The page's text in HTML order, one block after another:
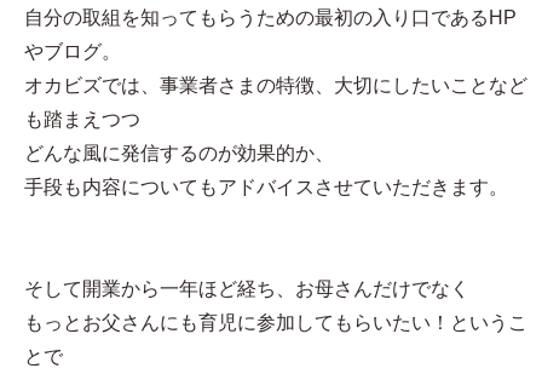
自分の取組を知ってもらうための最初の入り口であるHP
やブログ。
オカビズでは、事業者さまの特徴、大切にしたいことなど
も踏まえつつ
どんな風に発信するのが効果的か、
手段も内容についてもアドバイスさせていただきます。
そして開業から一年ほど経ち、お母さんだけでなく
もっとお父さんにも育児に参加してもらいたい！というこ
とで